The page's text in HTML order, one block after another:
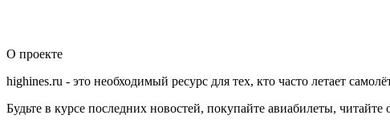
О проекте
highines.ru - это необходимый ресурс для тех, кто часто летает
Будьте в курсе последних новостей, покупайте авиабилеты,